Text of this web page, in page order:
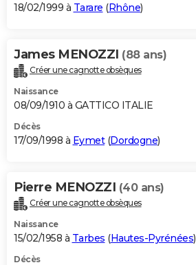
18/02/1999 à Tarare (Rhône)
James MENOZZI (88 ans)
Créer une cagnotte obsèques
Naissance
08/09/1910 à GATTICO ITALIE
Décès
17/09/1998 à Eymet(Dordogne)
Pierre MENOZZI (40 ans)
Créer une cagnotte obsèques
Naissance
15/02/1958 à Tarbes (Hautes-Pyrénées)
Décès